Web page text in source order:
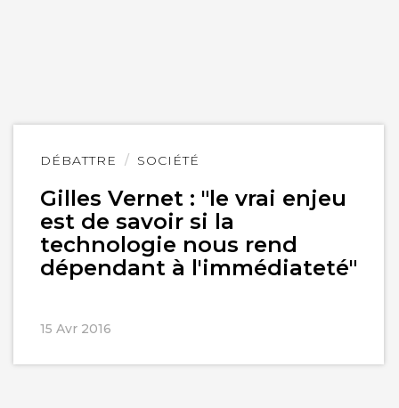
DÉBATTRE SOCIÉTÉ
Gilles Vernet : "le vrai enjeu
est de savoir si la
technologie nous rend
dépendant à l'immédiateté"
15 Avr 2016
Lire